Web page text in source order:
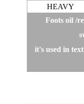
HEAVY
Foots oil /
it's used in